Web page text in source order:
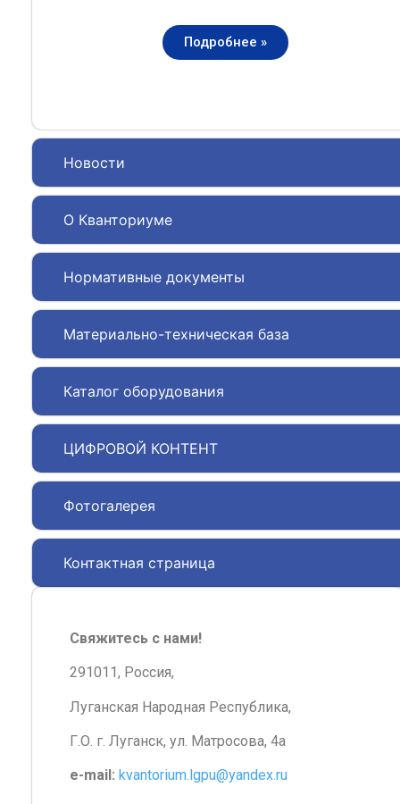
Новости
О Кванториуме
Нормативные документы
Материально-техническая база
Каталог оборудования
ЦИФРОВОЙ КОНТЕНТ
Фотогалерея
Контактная страница
Подробнее »
Свяжитесь с нами!
291011, Россия,
Луганская Народная Республика,
Г.О. г. Луганск, ул. Матросова, 4а
e-mail: kvantorium.lgpu@yandex.ru